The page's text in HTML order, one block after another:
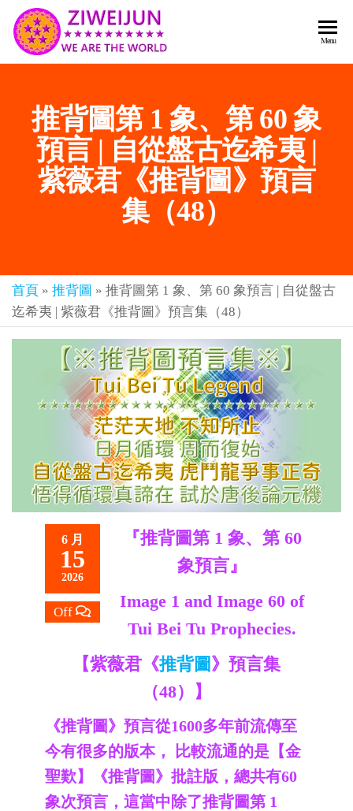
紫薇
《推
背
圖》
預
言-
君寰
宇傳
奇官
網
世
主
樂
章-
人
人
都
亞-
個
個
是
救
世
主
Menu
推背圖第 1 象、第 60 象
預言 | 自從盤古迄希夷 |
紫薇君《推背圖》預言
集（48）
首頁 » 推背圖 » 推背圖第 1 象、第 60 象預言 | 自從盤古
迄希夷 | 紫薇君《推背圖》預言集（48）
6 月
15
2026
Off
『推背圖第 1 象、第 60
象預言』
Image 1 and Image 60 of
Tui Bei Tu Prophecies.
【紫薇君《推背圖》預言集
（48）】
《推背圖》預言從1600多年前流傳至
今有很多的版本， 比較流通的是【金
聖歎】《推背圖》批註版，總共有60
象次預言，這當中除了推背圖第 1